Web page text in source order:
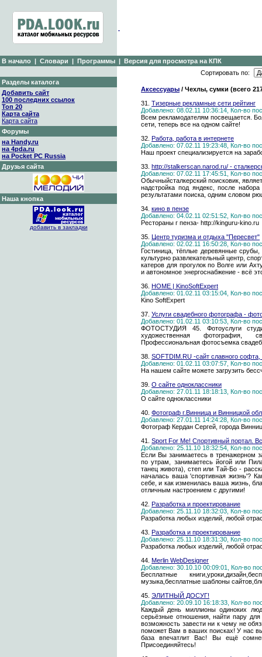
В начало | Словари | Программы | Версия для просмотра на КПК
Разделы каталога
Добавить сайт
100 последних ссылок
Топ 20
Карта сайта
Карта сайта
Форумы
на Handy.ru
на 4pda.ru
на Pocket PC Russia
Друзья сайта
Наша кнопка
добавить в закладки
Сортировать по:
Аксессуары / Чехлы, сумки (всего
31. Тизерные рекламные сети рейтинг
Добавлено: 08.02.11 10:36:14, Кол-во
Всем рекламодателям посвещается.
сети, теперь все на одном сайте!
32. Работа, работа в интернете
Добавлено: 07.02.11 19:23:48, Кол-во
Наш проект специализируется на
33. http://stalkerscan.narod.ru/ -
Добавлено: 07.02.11 17:45:51, Кол-во
Обычныйсталкерский поисковик,
надстройка под яндекс, после
результатами поиска, одним словом
34. кино в пензе
Добавлено: 04.02.11 02:51:52, Кол-во
Рестораны г пенза- http://kinguru-kino.ru
35. Центр туризма и отдыха "Пересвет"
Добавлено: 02.02.11 16:50:28, Кол-во
Гостиница, тёплые деревянные
культурно развлекательный центр,
катеров для прогулок по Волге или
и автономное энергоснабжение - всё
36. HOME | KinoSoftExpert
Добавлено: 01.02.11 03:15:04, Кол-во
Kino SoftExpert
37. Услуги свадебного фотографа -
Добавлено: 01.02.11 03:10:53, Кол-во
ФОТОСТУДИЯ 45. Фотоуслуги
художественная фотография,
Профессиональная фотосъемка
38. SOFTDIM.RU -сайт славного
Добавлено: 01.02.11 03:07:57, Кол-во
На нашем сайте можете загрузить
39. О сайте одноклассники
Добавлено: 27.01.11 18:18:13, Кол-во
О сайте одноклассники
40. Фотограф г.Винница и Винницкой
Добавлено: 27.01.11 14:24:28, Кол-во
Фотограф Кердан Сергей, города
41. Sport For Me! Спортивный портал.
Добавлено: 25.11.10 18:32:54, Кол-во
Если Вы занимаетесь в тренажерном
по утрам, занимаетесь йогой или
танец живота), степ или Тай-Бо -
началась ваша 'спортивная жизнь'?
себе, и как изменилась ваша жизнь,
отличным настроением с другими!
42. Разработка и проектирование
Добавлено: 25.11.10 18:32:03, Кол-во
Разработка любых изделий, любой
43. Разработка и проектирование
Добавлено: 25.11.10 18:31:30, Кол-во
Разработка любых изделий, любой
44. Merlin WebDesigner
Добавлено: 30.10.10 00:09:01, Кол-во
Бесплатные
музыка,бесплатные шаблоны
45. ЭЛИТНЫЙ ДОСУГ!
Добавлено: 20.09.10 16:18:33, Кол-во
Каждый день миллионы одиноких
серьёзные отношения, найти пару
возможность завести ни к чему не
поможет Вам в ваших поисках! У нас
база впечатлит Вас! Вы ещё
Присоединяйтесь!